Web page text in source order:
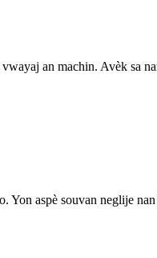
an machin. Avèk sa
aspè souvan neglije